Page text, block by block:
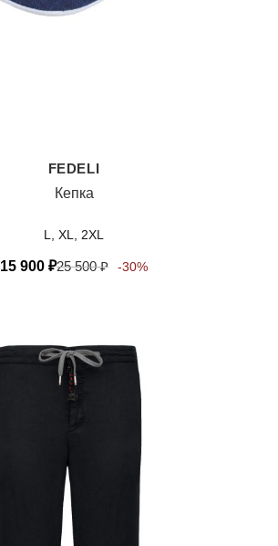
FEDELI
Кепка
L, XL, 2XL
15 900 ₽25 500₽ -30%